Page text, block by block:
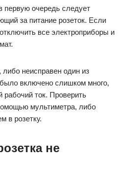
первую очередь следует
за питание розеток. Если
все электроприборы и
либо неисправен один из
включено слишком много,
ток. Проверить
мультиметра, либо
в розетку.
не